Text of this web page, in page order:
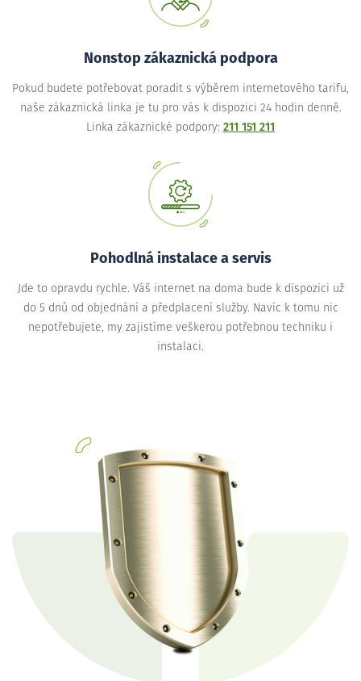
Nonstop zákaznická podpora
Pokud budete potřebovat poradit s výběrem internetového tarifu,
naše zákaznická linka je tu pro vás k dispozici 24 hodin denně.
Linka zákaznické podpory: 211 151 211
Pohodlná instalace a servis
Jde to opravdu rychle. Váš internet na doma bude k dispozici už
do 5 dnů od objednání a předplacení služby. Navíc k tomu nic
nepotřebujete, my zajistíme veškerou potřebnou techniku i
instalaci.